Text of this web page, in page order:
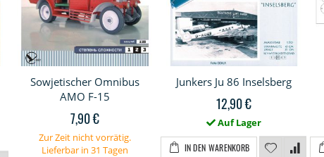
Sowjetischer Omnibus
AMO F-15
7,90 €
Zur Zeit nicht vorrätig.
Lieferbar in 31 Tagen
Junkers Ju 86 Inselsberg
12,90 €
Auf Lager
IN DEN WARENKORB